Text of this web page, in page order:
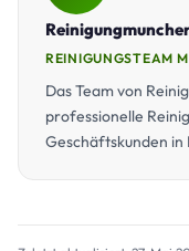
REINIGUNGSTEAM
Das Team von
professionelle
Geschäftskunden in